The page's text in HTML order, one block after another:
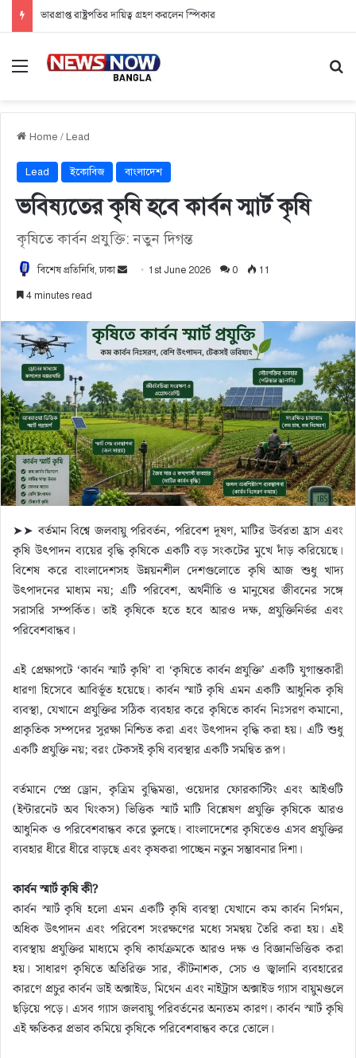
ভারপ্রাপ্ত রাষ্ট্রপতির দায়িত্ব গ্রহণ করলেন স্পিকার
Menu
Home /Lead
Lead ইকোবিজ বাংলাদেশ
ভবিষ্যতের কৃষি হবে কার্বন স্মার্ট কৃষি
কৃষিতে কার্বন প্রযুক্তি: নতুন দিগন্ত
বিশেষ প্রতিনিধি, ঢাকা
d
m
a
i
l
1st June 2026 0 11
4 minutes read
➤➤ বর্তমান বিশ্বে জলবায়ু পরিবর্তন, পরিবেশ দূষণ, মাটির উর্বরতা হ্রাস এবং
কৃষি উৎপাদন ব্যয়ের বৃদ্ধি কৃষিকে একটি বড় সংকটের মুখে দাঁড় করিয়েছে।
বিশেষ করে বাংলাদেশসহ উন্নয়নশীল দেশগুলোতে কৃষি আজ শুধু খাদ্য
উৎপাদনের মাধ্যম নয়; এটি পরিবেশ, অর্থনীতি ও মানুষের জীবনের সঙ্গে
সরাসরি সম্পর্কিত। তাই কৃষিকে হতে হবে আরও দক্ষ, প্রযুক্তিনির্ভর এবং
পরিবেশবান্ধব।
এই প্রেক্ষাপটে ‘কার্বন স্মার্ট কৃষি’ বা ‘কৃষিতে কার্বন প্রযুক্তি’ একটি যুগান্তকারী
ধারণা হিসেবে আবির্ভূত হয়েছে। কার্বন স্মার্ট কৃষি এমন একটি আধুনিক কৃষি
ব্যবস্থা, যেখানে প্রযুক্তির সঠিক ব্যবহার করে কৃষিতে কার্বন নিঃসরণ কমানো,
প্রাকৃতিক সম্পদের সুরক্ষা নিশ্চিত করা এবং উৎপাদন বৃদ্ধি করা হয়। এটি শুধু
একটি প্রযুক্তি নয়; বরং টেকসই কৃষি ব্যবস্থার একটি সমন্বিত রূপ।
বর্তমানে স্প্রে ড্রোন, কৃত্রিম বুদ্ধিমত্তা, ওয়েদার ফোরকাস্টিং এবং আইওটি
(ইন্টারনেট অব থিংকস) ভিত্তিক স্মার্ট মাটি বিশ্লেষণ প্রযুক্তি কৃষিকে আরও
আধুনিক ও পরিবেশবান্ধব করে তুলছে। বাংলাদেশের কৃষিতেও এসব প্রযুক্তির
ব্যবহার ধীরে ধীরে বাড়ছে এবং কৃষকরা পাচ্ছেন নতুন সম্ভাবনার দিশা।
কার্বন স্মার্ট কৃষি কী?
কার্বন স্মার্ট কৃষি হলো এমন একটি কৃষি ব্যবস্থা যেখানে কম কার্বন নির্গমন,
অধিক উৎপাদন এবং পরিবেশ সংরক্ষণের মধ্যে সমন্বয় তৈরি করা হয়। এই
ব্যবস্থায় প্রযুক্তির মাধ্যমে কৃষি কার্যক্রমকে আরও দক্ষ ও বিজ্ঞানভিত্তিক করা
হয়। সাধারণ কৃষিতে অতিরিক্ত সার, কীটনাশক, সেচ ও জ্বালানি ব্যবহারের
কারণে প্রচুর কার্বন ডাই অক্সাইড, মিথেন এবং নাইট্রাস অক্সাইড গ্যাস বায়ুমণ্ডলে
ছড়িয়ে পড়ে। এসব গ্যাস জলবায়ু পরিবর্তনের অন্যতম কারণ। কার্বন স্মার্ট কৃষি
এই ক্ষতিকর প্রভাব কমিয়ে কৃষিকে পরিবেশবান্ধব করে তোলে।